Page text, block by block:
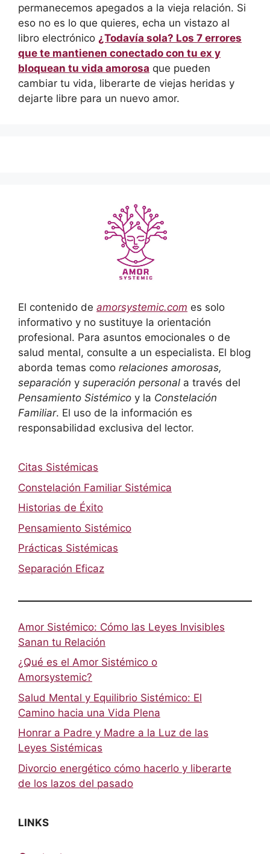
permanecemos apegados a la vieja relación. Si
eso no es lo que quieres, echa un vistazo al
libro electrónico ¿Todavía sola? Los 7 errores
que te mantienen conectado con tu ex y
bloquean tu vida amorosa que pueden
cambiar tu vida, liberarte de viejas heridas y
dejarte libre para un nuevo amor.
El contenido de amorsystemic.com es solo
informativo y no sustituye la orientación
profesional. Para asuntos emocionales o de
salud mental, consulte a un especialista. El blog
aborda temas como relaciones amorosas,
separación y superación personal a través del
Pensamiento Sistémico y la Constelación
Familiar. El uso de la información es
responsabilidad exclusiva del lector.
Citas Sistémicas
Constelación Familiar Sistémica
Historias de Éxito
Pensamiento Sistémico
Prácticas Sistémicas
Separación Eficaz
Amor Sistémico: Cómo las Leyes Invisibles
Sanan tu Relación
¿Qué es el Amor Sistémico o
Amorsystemic?
Salud Mental y Equilibrio Sistémico: El
Camino hacia una Vida Plena
Honrar a Padre y Madre a la Luz de las
Leyes Sistémicas
Divorcio energético cómo hacerlo y liberarte
de los lazos del pasado
LINKS